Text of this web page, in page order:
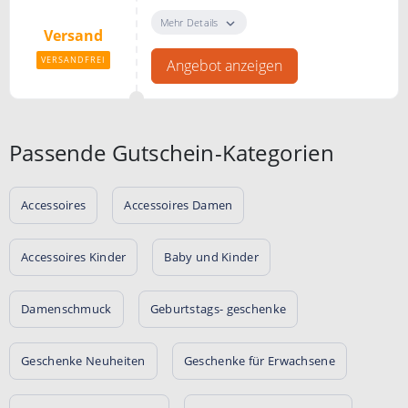
Versand
VERSANDFREI
Versand immer kostenfrei.
Mehr Details
Angebot anzeigen
Passende Gutschein-Kategorien
Accessoires Accessoires Damen
Accessoires Kinder Baby und Kinder
Damenschmuck Geburtstags- geschenke
Geschenke Neuheiten Geschenke für Erwachsene